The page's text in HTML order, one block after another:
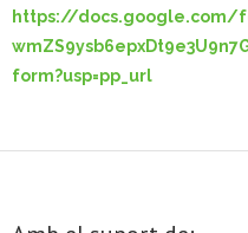
https://docs.google.com/
form?usp=pp_url